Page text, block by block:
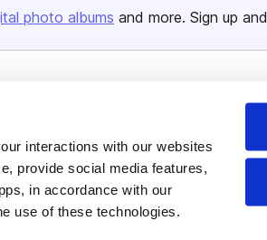
interactions with our websites
provide social media features,
in accordance with our
use of these technologies.
photo albums and more. Sign up and
Features
Flipbook
Industries